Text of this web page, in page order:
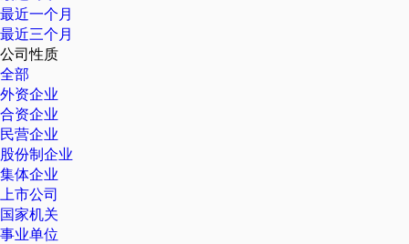
最近一个月
最近三个月
公司性质
全部
外资企业
合资企业
民营企业
股份制企业
集体企业
上市公司
国家机关
事业单位